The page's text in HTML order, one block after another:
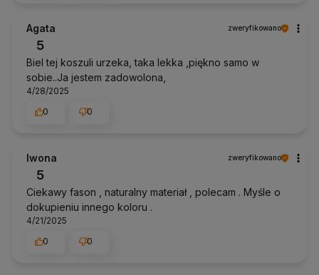
Agata zweryfikowano
5
Biel tej koszuli urzeka, taka lekka ,piękno samo w
sobie..Ja jestem zadowolona,
4/28/2025
0
0
Iwona zweryfikowano
5
Ciekawy fason , naturalny materiał , polecam . Myśle o
dokupieniu innego koloru .
4/21/2025
0
0